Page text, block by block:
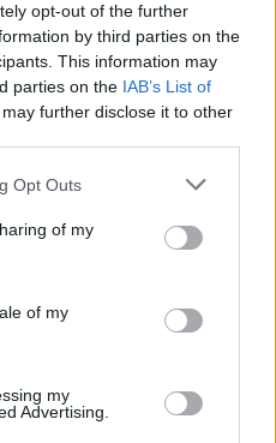
opt-out of the further
by third parties on the
This information may
parties on the IAB’s List of
further disclose it to other
Opt Outs
of my
of my
my
Advertising.
nélküli
éjjeliszekrényeden, és
is gyorsan tölteni, az
töltőállomása erre a